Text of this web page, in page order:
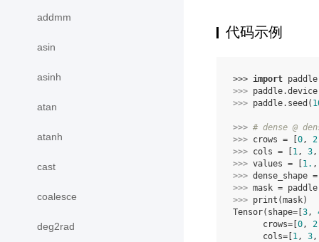
addmm
asin
asinh
atan
atanh
cast
coalesce
deg2rad
代码示例
>>> import paddle
>>> paddle.device
>>> paddle. seed (
>>> # dense @
>>> crows = 0, 2
>>> cols = 1, 3,
>>> values = 1. ,
>>> dense_shape =
>>> mask = paddle
>>> print (mask)
Tensor(shape=[ 3,
      crows=[
0, 2
      cols=[
1, 3